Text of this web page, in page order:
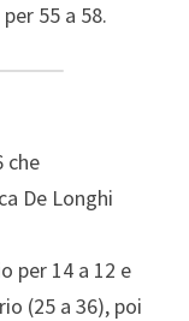
55 a 58.
che
De Longhi
per 14 a 12 e
(25 a 36), poi